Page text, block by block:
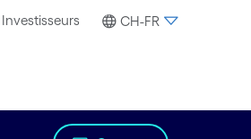
Investisseurs CH-FR